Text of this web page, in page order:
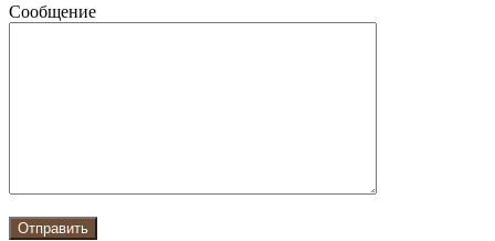
Сообщение